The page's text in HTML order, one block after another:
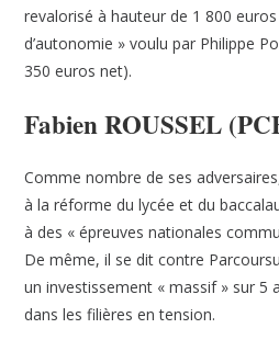
revalorisé à hauteur de 1 800
d’autonomie » voulu par Philippe
350 euros net).
Fabien ROUSSEL
Comme nombre de ses
à la réforme du lycée et du
à des « épreuves nationales
De même, il se dit contre
un investissement « massif » sur 5
dans les filières en tension.